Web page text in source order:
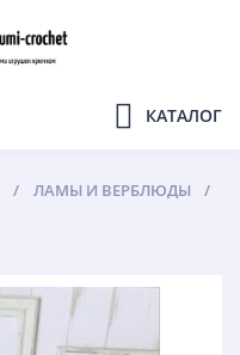
КАТАЛОГ
ЛАМЫ И ВЕРБЛЮДЫ